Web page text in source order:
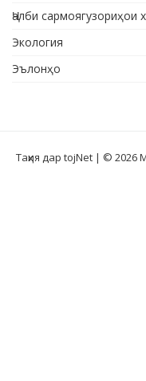
Ҷалби сармоягузориҳои
Экология
Эълонҳо
Таҳия дар tojNet | © 2026